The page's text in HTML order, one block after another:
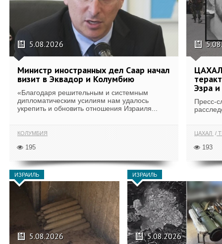
5.08.2026
Министр иностранных дел Саар начал
визит в Эквадор и Колумбию
«Благодаря решительным и системным
дипломатическим усилиям нам удалось
укрепить и обновить отношения Израиля...
КОЛУМБИЯ
195
ЦАХАЛ
Эзра
Пресс-
ЦАХАЛ
193
ИЗРАИЛЬ
5.08.2026
ИЗРАИЛЬ
5.08.2026